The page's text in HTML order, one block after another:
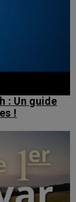
: Un guide
!